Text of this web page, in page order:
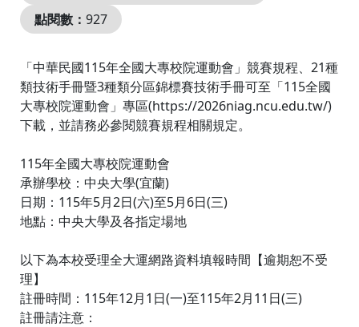
點閱數： 927
「中華民國115年全國大專校院運動會」競賽規程、21種
類技術手冊暨3種類分區錦標賽技術手冊可至「115全國
大專校院運動會」專區(https://2026niag.ncu.edu.tw/)
下載，並請務必參閱競賽規程相關規定。
115年全國大專校院運動會
承辦學校：中央大學(宜蘭)
日期：115年5月2日(六)至5月6日(三)
地點：中央大學及各指定場地
以下為本校受理全大運網路資料填報時間【逾期恕不受
理】
註冊時間：115年12月1日(一)至115年2月11日(三)
註冊請注意：